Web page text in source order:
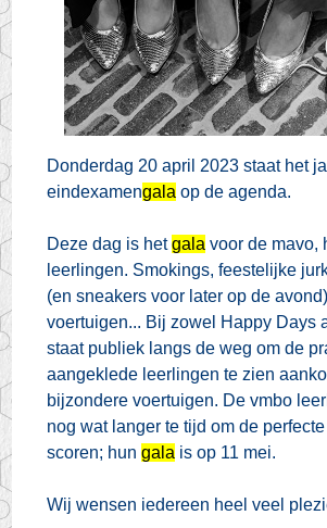
Donderdag 20 april 2023 staat het
eindexamengala op de agenda.
Deze dag is hetgala voor de mavo,
leerlingen. Smokings, feestelijke
(en sneakers voor later op de
voertuigen... Bij zowel Happy Days
staat publiek langs de weg om de
aangeklede leerlingen te zien
bijzondere voertuigen. De vmbo
nog wat langer te tijd om de
scoren; hungala is op 11 mei.
Wij wensen iedereen heel veel